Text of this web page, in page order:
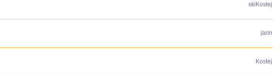
skiKostej
jarin
Kostej